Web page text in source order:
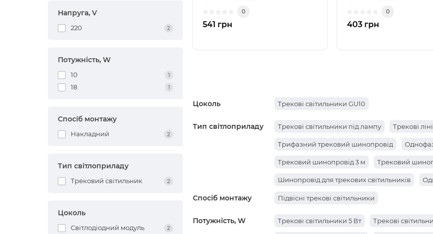
Напруга, V
220 2
Потужність, W
10 1
18 1
Спосіб монтажу
Накладний 2
Тип світлоприладу
Трековий світильник 2
Цоколь
Світлодіодний модуль 2
0
541 грн
0
403 грн
Цоколь Трекові світильники GU10
Тип світлоприладу Трекові світильники під лампу Трекові
Трифазний трековий шинопровід
Трековий шинопровід 3 м Трековий
Шинопровід для трекових світильників
Спосіб монтажу Підвісні трекові світильники
Потужність, W Трекові світильники 5 Вт Трекові